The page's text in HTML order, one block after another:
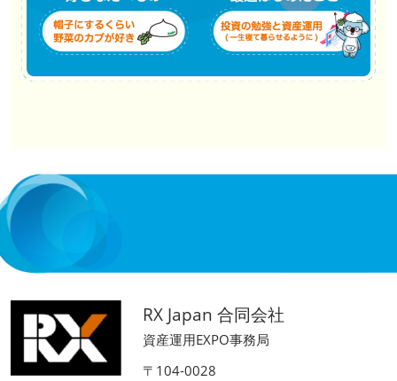
RX Japan 合同会社
資産運用EXPO事務局
〒104-0028